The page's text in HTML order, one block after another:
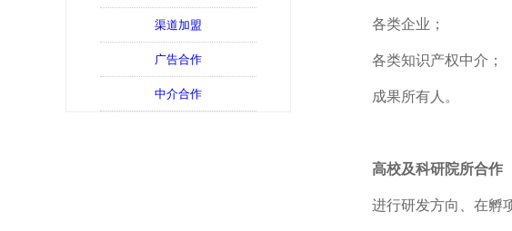
渠道加盟
广告合作
中介合作
各类企业；
各类知识产权中介；
成果所有人。
高校及科研院所合作
进行研发方向、在孵